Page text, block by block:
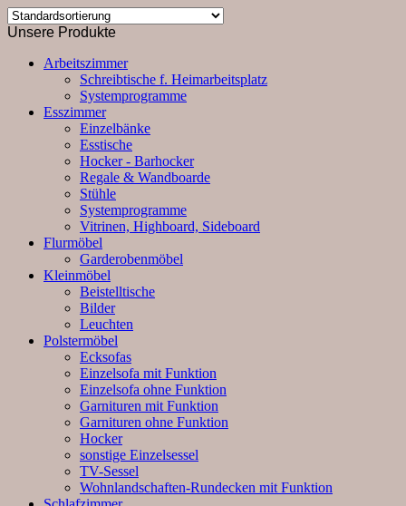
Unsere Produkte
Arbeitszimmer
Schreibtische f. Heimarbeitsplatz
Systemprogramme
Esszimmer
Einzelbänke
Esstische
Hocker - Barhocker
Regale & Wandboarde
Stühle
Systemprogramme
Vitrinen, Highboard, Sideboard
Flurmöbel
Garderobenmöbel
Kleinmöbel
Beistelltische
Bilder
Leuchten
Polstermöbel
Ecksofas
Einzelsofa mit Funktion
Einzelsofa ohne Funktion
Garnituren mit Funktion
Garnituren ohne Funktion
Hocker
sonstige Einzelsessel
TV-Sessel
Wohnlandschaften-Rundecken mit Funktion